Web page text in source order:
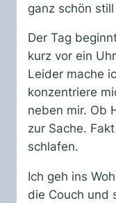
ganz schön
Der Tag
kurz vor ein
Leider mache
konzentriere
neben mir. Ob
zur Sache.
schlafen.
Ich geh ins
die Couch und